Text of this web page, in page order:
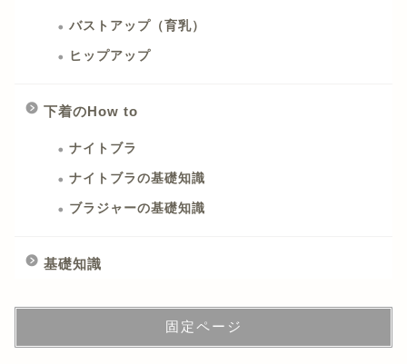
バストアップ（育乳）
ヒップアップ
下着のHow to
ナイトブラ
ナイトブラの基礎知識
ブラジャーの基礎知識
基礎知識
固定ページ